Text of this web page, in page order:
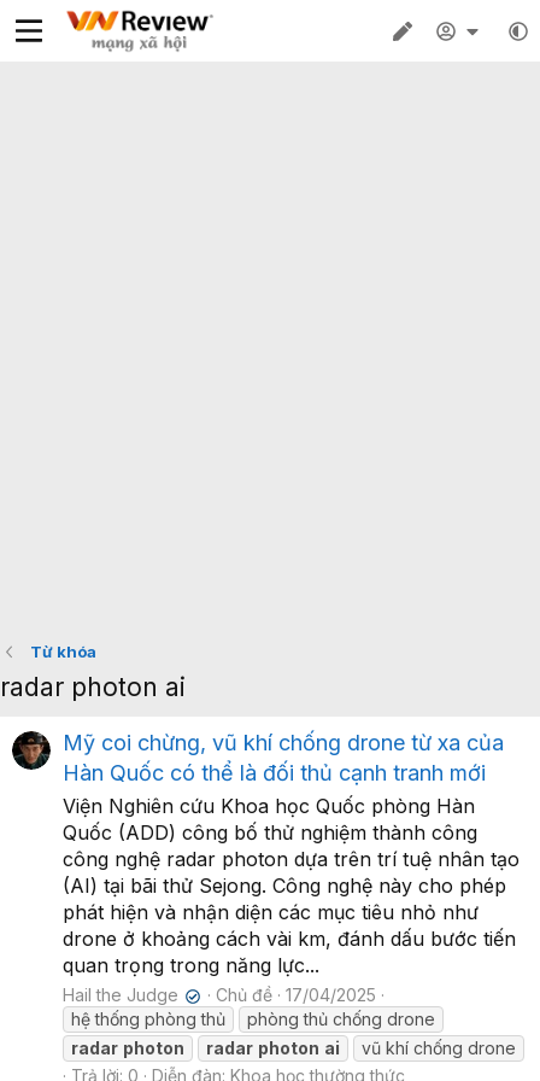
Từ khóa
radar photon ai
Mỹ coi chừng, vũ khí chống drone từ xa của
Hàn Quốc có thể là đối thủ cạnh tranh mới
Viện Nghiên cứu Khoa học Quốc phòng Hàn
Quốc (ADD) công bố thử nghiệm thành công
công nghệ radar photon dựa trên trí tuệ nhân tạo
(AI) tại bãi thử Sejong. Công nghệ này cho phép
phát hiện và nhận diện các mục tiêu nhỏ như
drone ở khoảng cách vài km, đánh dấu bước tiến
quan trọng trong năng lực...
Hail the Judge ✔ Chủ đề
17/04/2025
hệ thống phòng thủ
phòng thủ chống drone
radar photon radar photon ai
vũ khí chống drone
Trả lời: 0
Diễn đàn: Khoa học thường thức